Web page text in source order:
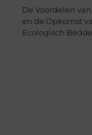
De Voordelen
en de Opkomst
Ecologisch